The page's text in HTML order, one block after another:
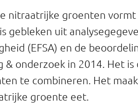
nitraatrijke groenten vormt
gebleken uit
(EFSA) en de
& onderzoek in 2014. Het
te combineren. Het
groente eet.